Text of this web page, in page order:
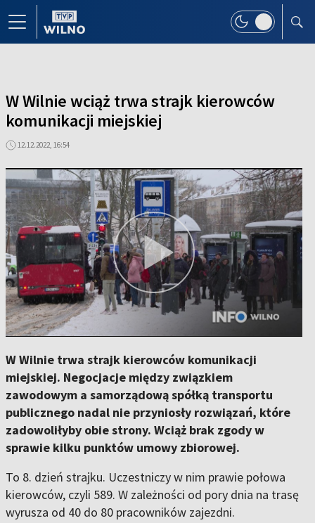
W Wilnie wciąż trwa strajk kierowców
komunikacji miejskiej
12.12.2022, 16:54
W Wilnie trwa strajk kierowców komunikacji
miejskiej. Negocjacje między związkiem
zawodowym a samorządową spółką transportu
publicznego nadal nie przyniosły rozwiązań, które
zadowoliłyby obie strony. Wciąż brak zgody w
sprawie kilku punktów umowy zbiorowej.
To 8. dzień strajku. Uczestniczy w nim prawie połowa
kierowców, czyli 589. W zależności od pory dnia na trasę
wyrusza od 40 do 80 pracowników zajezdni.